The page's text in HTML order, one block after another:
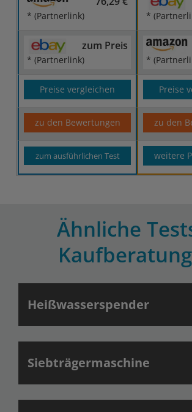
* (Partnerlink) *
zum Preis
* (Partnerlink) *
Preise vergleichen Preise
zu den Bewertungen zu den
zum ausführlichen Test weitere
Ähnliche
Heißwasserspender
Siebträgermaschine